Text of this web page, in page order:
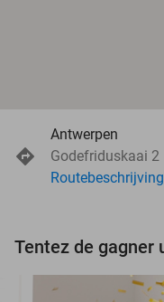
Antwerpen
Godefriduskaai 2
Routebeschrijving